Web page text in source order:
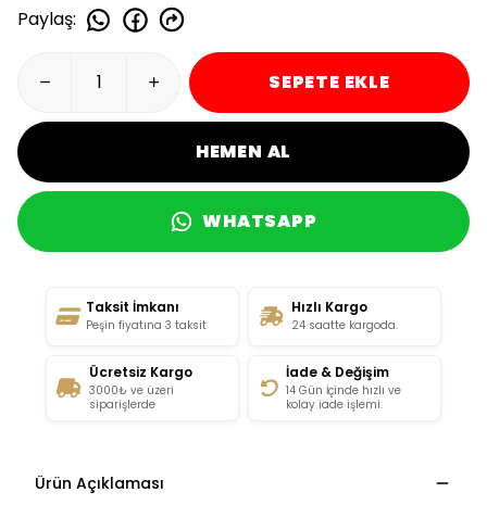
Paylaş:
SEPETE EKLE
HEMEN AL
WHATSAPP
Taksit İmkanı
Peşin fiyatına 3 taksit
Hızlı Kargo
24 saatte kargoda.
Ücretsiz Kargo
3000₺ ve üzeri
siparişlerde
İade & Değişim
14 Gün İçinde hızlı ve
kolay iade işlemi.
Ürün Açıklaması